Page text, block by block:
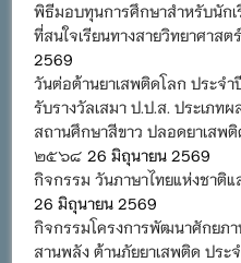
พิธีมอบทุนการศึกษาสำหรับนัก
ที่สนใจเรียนทางสายวิทยาศาส
2569
วันต่อต้านยาเสพติดโลก ประจ
รับรางวัลเสมา ป.ป.ส. ประเภทผ
สถานศึกษาสีขาว ปลอดยาเสพ
๒๕๖๘ 26 มิถุนายน 2569
กิจกรรม วันภาษาไทยแห่งชา
26 มิถุนายน 2569
กิจกรรมโครงการพัฒนาศักยภ
สานพลัง ต้านภัยยาเสพติด ปร